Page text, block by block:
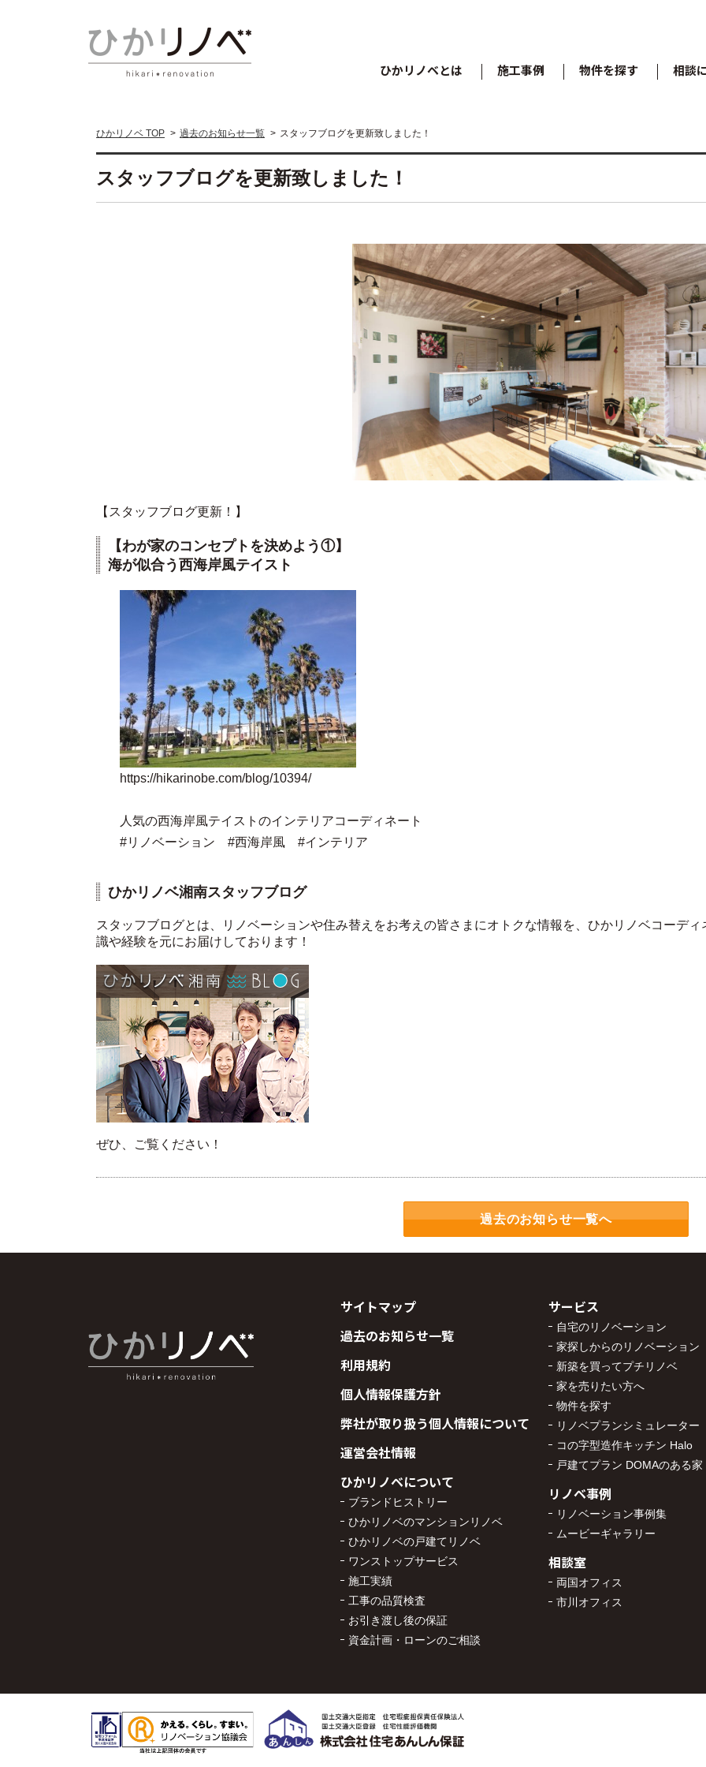
ひかリノベとは 施工事例 物件を探す 相談
ひかリノベ TOP 過去のお知らせ一覧 スタッフブログを更新致しました！
スタッフブログを更新致しました！
【スタッフブログ更新！】
【わが家のコンセプトを決めよう①】
海が似合う西海岸風テイスト
https://hikarinobe.com/blog/10394/
人気の西海岸風テイストのインテリアコーディネート
#リノベーション #西海岸風 #インテリア
ひかリノベ湘南スタッフブログ
スタッフブログとは、リノベーションや住み替えをお考えの皆さまにオトクな情報を、ひかリノベコーデ
識や経験を元にお届けしております！
ぜひ、ご覧ください！
過去のお知らせ一覧へ
サイトマップ
過去のお知らせ一覧
利用規約
個人情報保護方針
弊社が取り扱う個人情報について
運営会社情報
ひかリノベについて
ブランドヒストリー
ひかリノベのマンションリノベ
ひかリノベの戸建てリノベ
ワンストップサービス
施工実績
工事の品質検査
お引き渡し後の保証
資金計画・ローンのご相談
サービス
自宅のリノベーション
家探しからのリノベーション
新築を買ってプチリノベ
家を売りたい方へ
物件を探す
リノベプランシミュレーター
コの字型造作キッチン Halo
戸建てプラン DOMAのある家
リノベ事例
リノベーション事例集
ムービーギャラリー
相談室
両国オフィス
市川オフィス